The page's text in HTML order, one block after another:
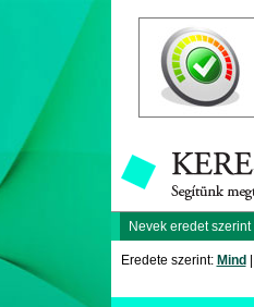
Nevek eredet szerint
Eredete szerint: Mind